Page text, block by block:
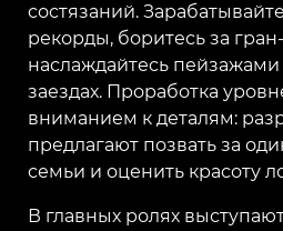
состязаний.
рекорды, боритесь за
наслаждайтесь
заездах. Проработка
вниманием к деталям:
предлагают позвать за
семьи и оценить красоту
В главных ролях